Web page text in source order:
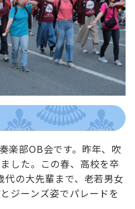
楽部OB会です。昨年、吹
した。この春、高校を卒
の大先輩まで、老若男女
ジーンズ姿でパレードを